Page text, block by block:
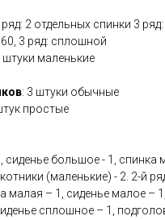
ряд: 2 отдельных спинки 3
3 ряд: сплошной
штуки маленькие
: 3 штуки обычные
простые
сиденье большое - 1, спинка
(маленькие) - 2. 2-й
малая – 1, сиденье малое –
сплошное – 1,